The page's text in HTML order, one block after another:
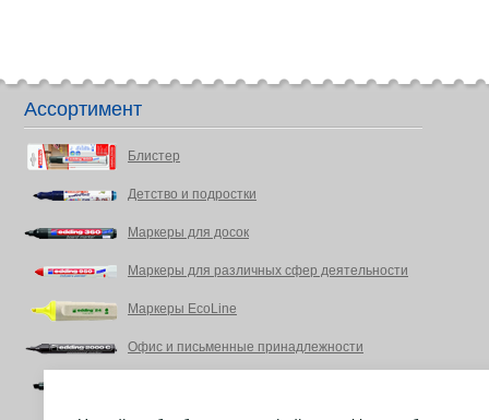
Ассортимент
Блистер
Детство и подростки
Маркеры для досок
Маркеры для различных сфер деятельности
Маркеры EcoLine
Офис и письменные принадлежности